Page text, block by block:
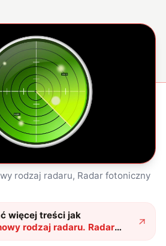
rodzaj radaru, Radar fotoniczny
więcej treści jak
rodzaj radaru. Radar
nawet centymetrowe